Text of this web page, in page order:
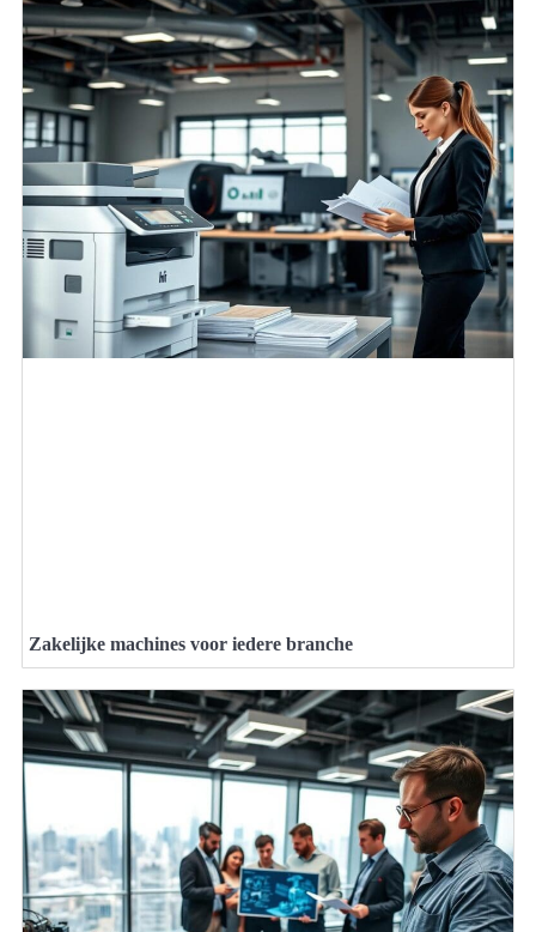
Zakelijke machines voor iedere branche